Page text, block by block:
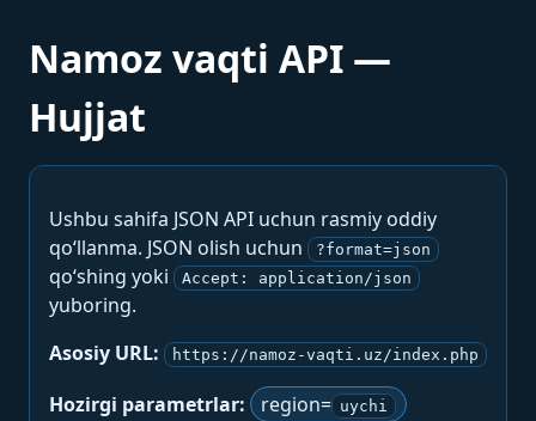
Namoz vaqti API —
Hujjat
Ushbu sahifa JSON API uchun rasmiy oddiy
qo‘llanma. JSON olish uchun
?format=json
qo‘shing yoki Accept: application/json
yuboring.
Asosiy URL:
https://namoz-vaqti.uz/index.php
Hozirgi parametrlar: region= uychi